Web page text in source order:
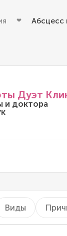
Абсцесс
Дуэт
и доктора
Виды